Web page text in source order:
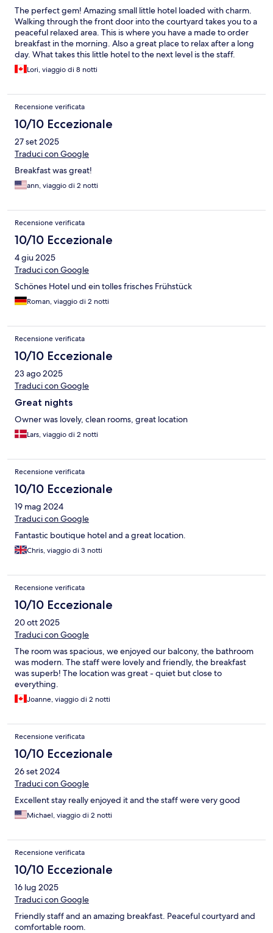
The perfect gem! Amazing small little hotel loaded with charm.
Walking through the front door into the courtyard takes you to a
peaceful relaxed area. This is where you have a made to order
breakfast in the morning. Also a great place to relax after a long
day. What takes this little hotel to the next level is the staff.
Marie was always there to help us with bookings , breakfast or
just a friendly chat. We met Mariana a few nights and she was
and how her husband came to build and grow their interests. If
you get a chance to stay here take it. It will enrich your holiday!
Thank you for everything , we hope to return one day !
Lori, viaggio di 8 notti
Recensione verificata
10/10 Eccezionale
27 set 2025
Traduci con Google
Breakfast was great!
ann, viaggio di 2 notti
Recensione verificata
10/10 Eccezionale
4 giu 2025
Traduci con Google
Schönes Hotel und ein tolles frisches Frühstück
Roman, viaggio di 2 notti
Recensione verificata
10/10 Eccezionale
23 ago 2025
Traduci con Google
Great nights
Owner was lovely, clean rooms, great location
Lars, viaggio di 2 notti
Recensione verificata
10/10 Eccezionale
19 mag 2024
Traduci con Google
Fantastic boutique hotel and a great location.
Chris, viaggio di 3 notti
Recensione verificata
10/10 Eccezionale
20 ott 2025
Traduci con Google
The room was spacious, we enjoyed our balcony, the bathroom
was modern. The staff were lovely and friendly, the breakfast
was superb! The location was great - quiet but close to
everything.
Joanne, viaggio di 2 notti
Recensione verificata
10/10 Eccezionale
26 set 2024
Traduci con Google
Excellent stay really enjoyed it and the staff were very good
Michael, viaggio di 2 notti
Recensione verificata
10/10 Eccezionale
16 lug 2025
Traduci con Google
Friendly staff and an amazing breakfast. Peaceful courtyard and
comfortable room.